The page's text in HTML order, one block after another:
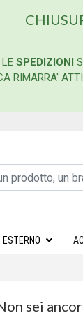
SPEDIZIONI
RIMARRA'
ESTERNO
sei